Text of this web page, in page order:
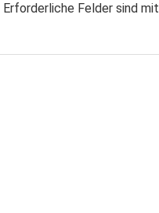
Erforderliche Felder sind mit